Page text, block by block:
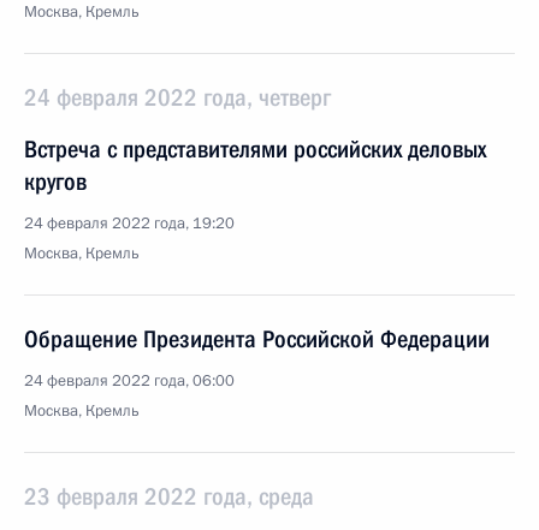
Москва, Кремль
24 февраля 2022 года, четверг
Встреча с представителями российских деловых
кругов
24 февраля 2022 года, 19:20
Москва, Кремль
Обращение Президента Российской Федерации
24 февраля 2022 года, 06:00
Москва, Кремль
23 февраля 2022 года, среда